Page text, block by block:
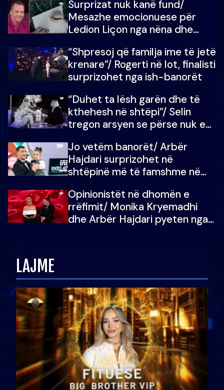
mungojë zilja e mëngjesit kur…
Surprizat nuk kanë fund/
Mesazhe emocionuese për
Ledion Liçon nga nëna dhe
mban dot lotët: Nuk meritoj…
“Shpresoj që familja ime të jetë
krenare”/ Rogerti në lot, finalisti
surprizohet nga ish-banorët
“Duhet ta lësh garën dhe të
kthehesh në shtëpi”/ Selin
tregon arsyen se përse nuk e
çoja luftën time deri në fund
Jo vetëm banorët/ Arbër
Hajdari surprizohet në
shtëpinë më të famshme në
vajzën e tij
Opinionistët në dhomën e
rrëfimit/ Monika Kryemadhi
dhe Arbër Hajdari pyeten nga
LAJME